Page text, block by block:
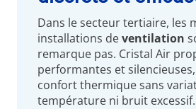
Dans le secteur tertiaire, les
installations deventilation
remarque pas. Cristal Air
performantes et
confort thermique sans
température ni bruit excessif.